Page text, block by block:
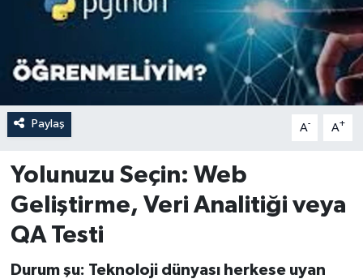
Paylaş A- A+
Yolunuzu Seçin: Web
Geliştirme, Veri Analitiği veya
QA Testi
Durum şu: Teknoloji dünyası herkese uyan